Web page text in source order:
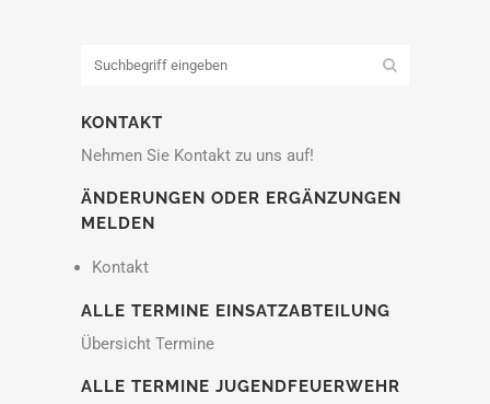
KONTAKT
Nehmen Sie Kontakt zu uns auf!
ÄNDERUNGEN ODER ERGÄNZUNGEN
MELDEN
Kontakt
ALLE TERMINE EINSATZABTEILUNG
Übersicht Termine
ALLE TERMINE JUGENDFEUERWEHR